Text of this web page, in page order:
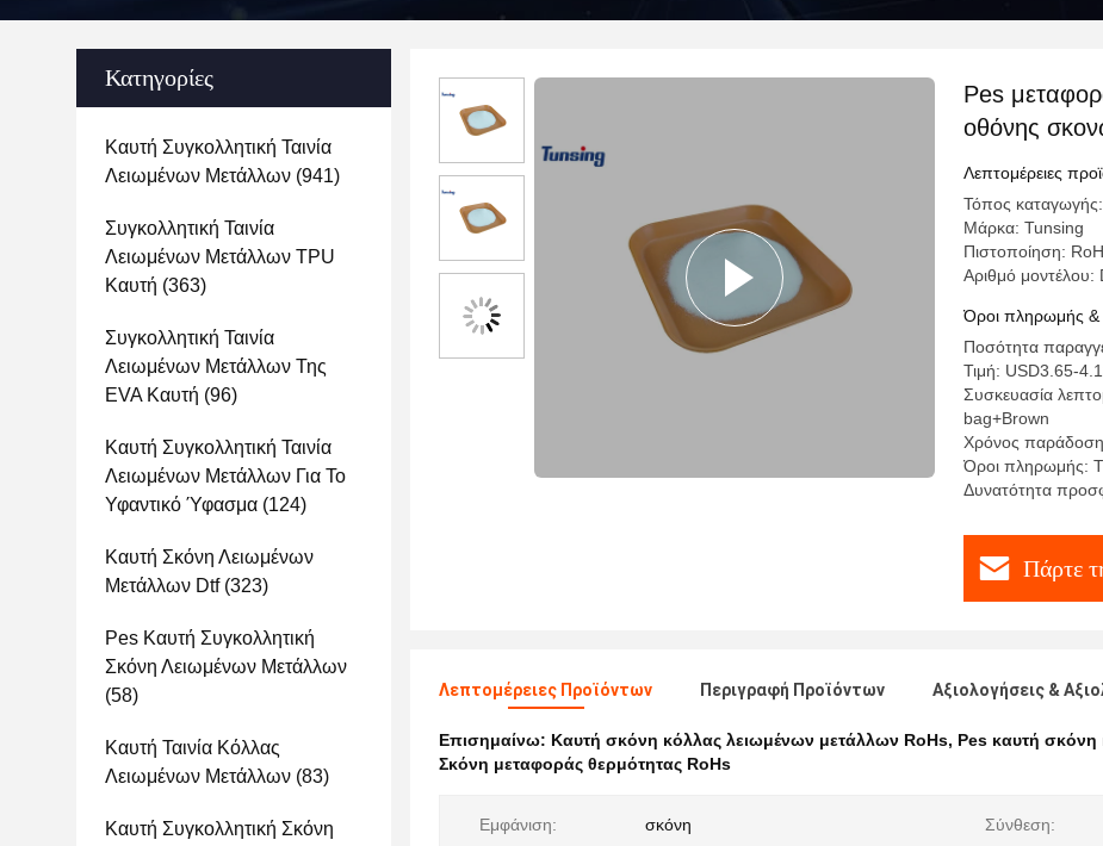
Κατηγορίες
Καυτή Συγκολλητική Ταινία
Λειωμένων Μετάλλων (941)
Συγκολλητική Ταινία
Λειωμένων Μετάλλων TPU
Καυτή (363)
Συγκολλητική Ταινία
Λειωμένων Μετάλλων Της
EVA Καυτή (96)
Καυτή Συγκολλητική Ταινία
Λειωμένων Μετάλλων Για Το
Υφαντικό Ύφασμα (124)
Καυτή Σκόνη Λειωμένων
Μετάλλων Dtf(323)
Pes Καυτή Συγκολλητική
Σκόνη Λειωμένων Μετάλλων
(58)
Καυτή Ταινία Κόλλας
Λειωμένων Μετάλλων (83)
Καυτή Συγκολλητική Σκόνη
Pes
οθόνης
συγκολλητική
Λεπτομέρειες
Τόπος
Μάρκα: Tunsing
Πιστοποίηση:
Αριθμό μοντέλου:
Όροι πληρωμής &
Ποσότητα
Τιμή: USD3.65-
Συσκευασία
bag+Brown
Χρόνος
Όροι πληρωμής:
Δυνατότητα
Πάρτε
Λεπτομέρειες Προϊόντων Περιγραφή Προϊόντων Αξιολογήσεις &
Επισημαίνω: Καυτή σκόνη κόλλας λειωμένων μετάλλων RoHs, Pes καυτή
Σκόνη μεταφοράς θερμότητας RoHs
Εμφάνιση: σκόνη Σύνθεση: